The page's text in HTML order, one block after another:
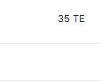
35 TE